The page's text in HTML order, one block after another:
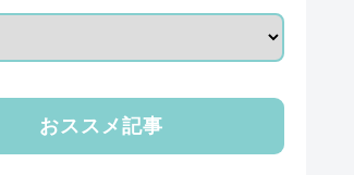
おススメ記事